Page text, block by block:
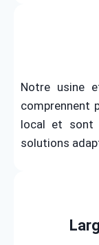
Notre usine
comprennent
local et sont
solutions